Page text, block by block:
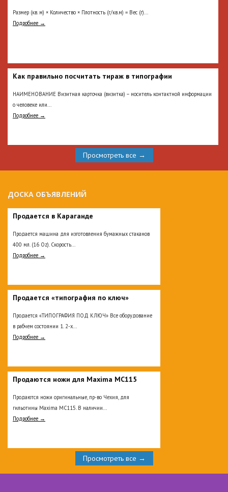
Размер (кв. м) × Количество × Плотность (г/кв.м) = Вес (г)...
Подробнее →
Как правильно посчитать тираж в типографии
НАИМЕНОВАНИЕ Визитная карточка (визитка) – носитель контактной информации
о человеке или...
Подробнее →
Просмотреть все →
ДОСКА ОБЪЯВЛЕНИЙ
Продается в Караганде
Продается машина для изготовления бумажных стаканов
400 мл. (16 Oz). Скорость...
Подробнее →
Продается «типография по ключ»
Продается «ТИПОГРАФИЯ ПОД КЛЮЧ» Все оборудование
в рабчем состоянии 1. 2-х...
Подробнее →
Продаются ножи для Maxima MC115
Продаются ножи оригинальные, пр-во Чехия, для
гильотины Maxima MC115. В наличии...
Подробнее →
Просмотреть все →